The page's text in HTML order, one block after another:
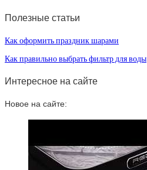
Полезные статьи
Как оформить праздник шарами
Как правильно выбрать фильтр для воды
Интересное на сайте
Новое на сайте: